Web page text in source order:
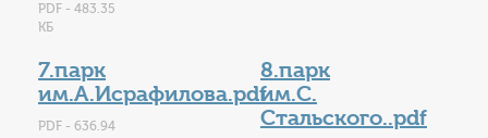
PDF - 483.35
КБ
7.парк
им.А.Исрафилова.pdf
PDF - 636.94
8.парк
им.С.
Стальского..pdf